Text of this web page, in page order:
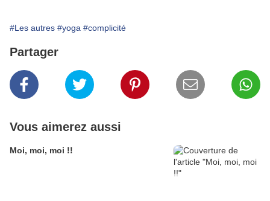
#Les autres #yoga #complicité
Partager
Vous aimerez aussi
Moi, moi, moi !!